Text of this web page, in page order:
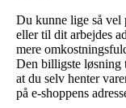
Du kunne lige så vel
eller til dit arbejdes
mere
Den billigste
at du selv henter
på e-shoppens